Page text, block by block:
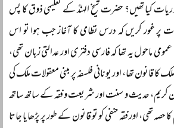
کیا تھیں؟ حضرت شیخ الہندؒ کے تعلیمی ذوق کا پس
پر غور کریں کہ درس نظامی کا آغاز جب ہوا تو اس
ماحول یہ تھا کہ فارسی دفتری اور عدالتی زبان تھی،
کا قانون تھا، اور یونانی فلسفہ پر مبنی معقولات ملک کی
کریم، حدیث و سنت اور شریعت و فقہ کے ساتھ ساتھ
تھی، اور فقہ حنفی کو تو قانون کے طور پر پڑھایا جاتا